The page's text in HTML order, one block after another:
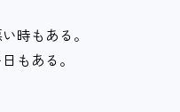
時もある。
もある。